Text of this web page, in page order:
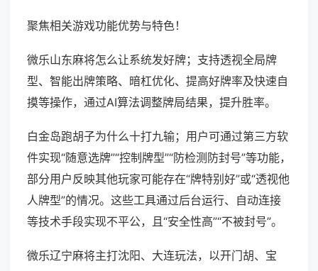
聚焦相关游戏功能优势与特色！
微乐山东麻将怎么让系统发好牌；支持透视全局牌
型、智能出牌策略、暗杠优化、提高好牌率及快速自
摸等操作，通过AI算法调整牌局结果，提升胜率。
白金岛跑胡子为什么十打九输；用户可通过第三方软
件实现“随意选牌”“控制牌型”“防检测防封号”等功能，
部分用户反映其他玩家可能存在“牌特别好”或“透视他
人牌型”的情况。这些工具通过后台运行、自动连接
等技术手段实现不平公，且“安全性高”“不被封号”。
微乐辽宁麻将主打沈阳、大连玩法，以开门胡、宝